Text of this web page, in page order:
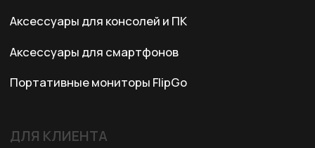
батыра, БЦ Карасай, блок В,
Ежедневно с 10:00 до 19:00